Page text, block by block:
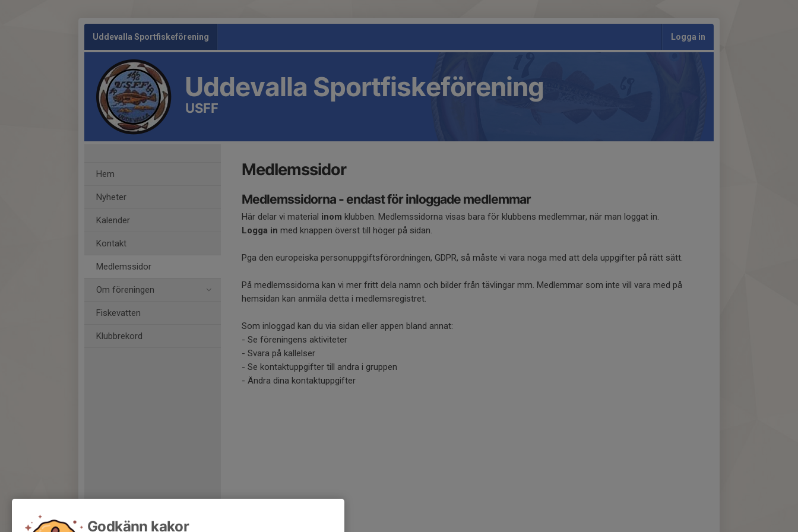
Uddevalla Sportfiskeförening Logga in
Uddevalla Sportfiskeförening
USFF
Hem
Nyheter
Kalender
Kontakt
Medlemssidor
Om föreningen
Fiskevatten
Klubbrekord
Medlemssidor
Medlemssidorna - endast för inloggade medlemmar
Här delar vi material inom klubben. Medlemssidorna visas bara för klubbens medlemmar, när man loggat in.
Logga in med knappen överst till höger på sidan.
Pga den europeiska personuppgiftsförordningen, GDPR, så måste vi vara noga med att dela uppgifter på rätt sätt.
På medlemssidorna kan vi mer fritt dela namn och bilder från tävlingar mm. Medlemmar som inte vill vara med på
hemsidan kan anmäla detta i medlemsregistret.
Som inloggad kan du via sidan eller appen bland annat:
- Se föreningens aktiviteter
- Svara på kallelser
- Se kontaktuppgifter till andra i gruppen
- Ändra dina kontaktuppgifter
Godkänn kakor